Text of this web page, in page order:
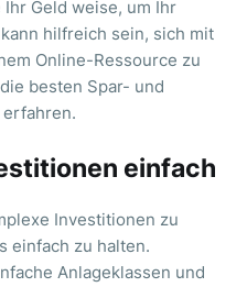
Geld weise, um Ihr
hilfreich sein, sich mit
Online-Ressource zu
besten Spar- und
einfach
Investitionen zu
einfach zu halten.
Anlageklassen und